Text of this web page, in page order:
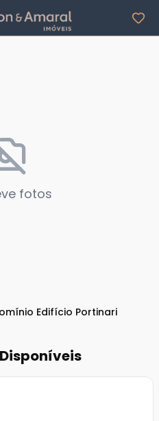
fotos
Edifício Portinari